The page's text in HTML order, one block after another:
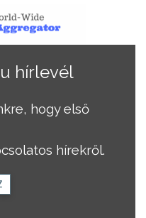
hírlevél
hogy első
hírekről.